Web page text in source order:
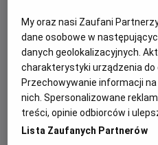
jest utrzymanie pokoju w
złoczyńca, spec od techniki,
bezprzewodowych.
częstotliwościami,
doprowadzając do konfliktu.
kotami ZNOWU WYBUCHA.
niedoświadczonych agentów
starym, dobrym zwierzęcym
My oraz nasi Zaufani
dane osobowe w
danych geolokalizacyjnych.
charakterystyki urządzenia do
Przechowywanie informacji
nich. Spersonalizowane
treści, opinie odbiorców i
Lista Zaufanych Partnerów